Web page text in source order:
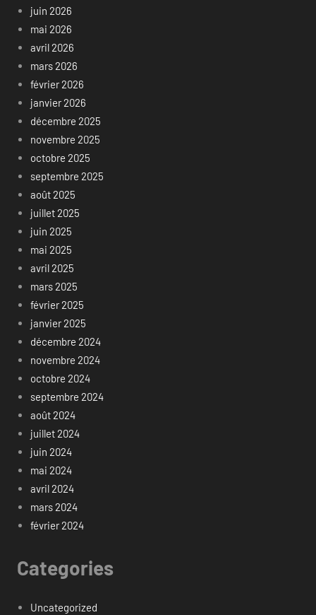
juin 2026
mai 2026
avril 2026
mars 2026
février 2026
janvier 2026
décembre 2025
novembre 2025
octobre 2025
septembre 2025
août 2025
juillet 2025
juin 2025
mai 2025
avril 2025
mars 2025
février 2025
janvier 2025
décembre 2024
novembre 2024
octobre 2024
septembre 2024
août 2024
juillet 2024
juin 2024
mai 2024
avril 2024
mars 2024
février 2024
Categories
Uncategorized